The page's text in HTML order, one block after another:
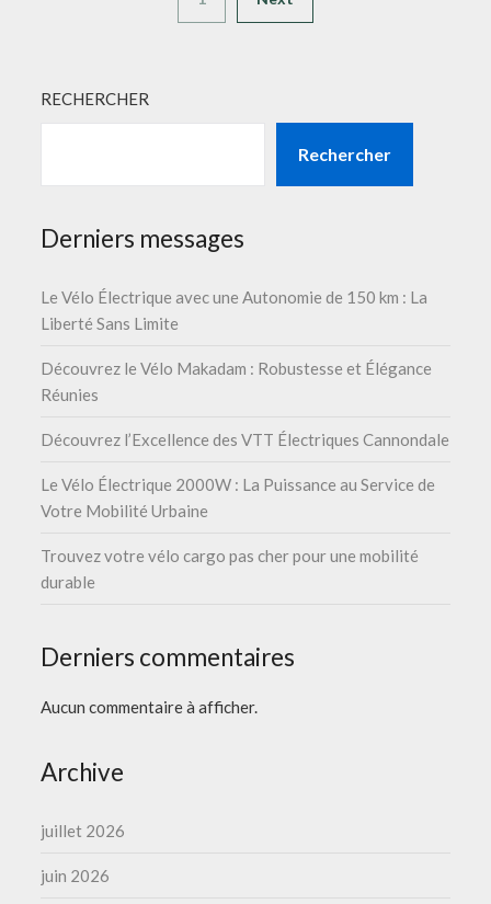
RECHERCHER
Rechercher
Derniers messages
Le Vélo Électrique avec une Autonomie de 150 km : La
Liberté Sans Limite
Découvrez le Vélo Makadam : Robustesse et Élégance
Réunies
Découvrez l’Excellence des VTT Électriques Cannondale
Le Vélo Électrique 2000W : La Puissance au Service de
Votre Mobilité Urbaine
Trouvez votre vélo cargo pas cher pour une mobilité
durable
Derniers commentaires
Aucun commentaire à afficher.
Archive
juillet 2026
juin 2026